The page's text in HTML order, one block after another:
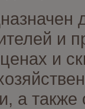
и
и
а